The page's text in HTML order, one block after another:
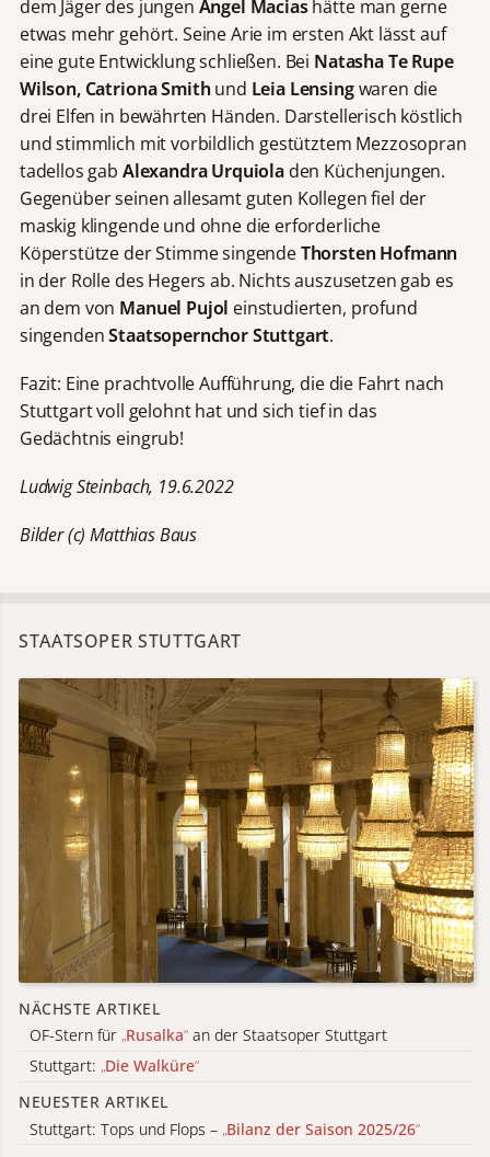
dem Jäger des jungen Angel Maciashätte man gerne
etwas mehr gehört. Seine Arie im ersten Akt lässt auf
eine gute Entwicklung schließen. Bei Natasha Te Rupe
Wilson, Catriona Smithund Leia Lensingwaren die
drei Elfen in bewährten Händen. Darstellerisch köstlich
und stimmlich mit vorbildlich gestütztem Mezzosopran
tadellos gab Alexandra Urquiola den Küchenjungen.
Gegenüber seinen allesamt guten Kollegen fiel der
maskig klingende und ohne die erforderliche
Köperstütze der Stimme singendeThorsten Hofmann
in der Rolle des Hegers ab. Nichts auszusetzen gab es
an dem von Manuel Pujol einstudierten, profund
singendenStaatsopernchor Stuttgart.
Fazit: Eine prachtvolle Aufführung, die die Fahrt nach
Stuttgart voll gelohnt hat und sich tief in das
Gedächtnis eingrub!
Ludwig Steinbach, 19.6.2022
Bilder (c) Matthias Baus
STAATSOPER STUTTGART
NÄCHSTE ARTIKEL
OF-Stern für „Rusalka“ an der Staatsoper Stuttgart
Stuttgart: „Die Walküre“
NEUESTER ARTIKEL
Stuttgart: Tops und Flops – „Bilanz der Saison 2025/26“